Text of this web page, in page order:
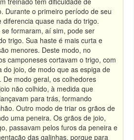
Durante o primeiro período de seu
diferencia quase nada do trigo.
formaram, aí sim, pode ser
trigo. Sua haste é mais curta e
menores. Deste modo, no
camponeses cortavam o trigo, com
do joio, de modo que as espiga de
De modo geral, os colhedores
não colhido, à medida que
para trás, formando
Outro modo de triar os grãos de
uma peneira. Os grãos de joio,
passavam pelos furos da peneira e
das galinhas, porque para